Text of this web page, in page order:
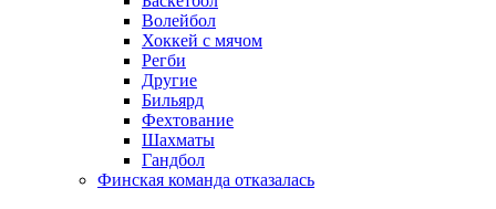
Волейбол
Хоккей с мячом
Регби
Другие
Бильярд
Фехтование
Шахматы
Гандбол
Финская команда отказалась